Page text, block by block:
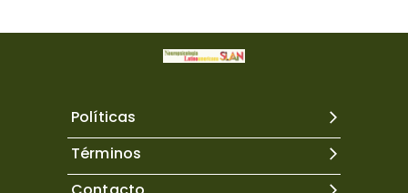
Políticas
Términos